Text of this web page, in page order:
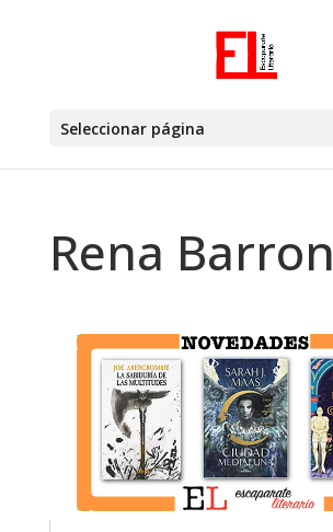
Seleccionar página
Rena Barron